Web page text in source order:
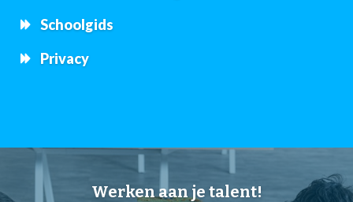
Schoolgids
Privacy
Werken aan je talent!